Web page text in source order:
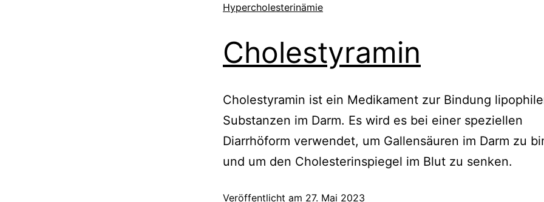
Hypercholesterinämie
Cholestyramin
Cholestyramin ist ein Medikament zur Bindung
Substanzen im Darm. Es wird es bei einer speziellen
Diarrhöform verwendet, um Gallensäuren im Darm zu
und um den Cholesterinspiegel im Blut zu senken.
Veröffentlicht am 27. Mai 2023